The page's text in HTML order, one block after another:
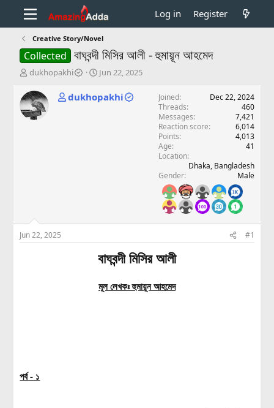
Log in Register
Creative Story/Novel
Collected বাঘবন্দী মিসির আলী - হুমায়ূন আহমেদ
T
r
e
a
dukhopakhi
S
a
r
Jun 22, 2025
dukhopakhi Joined
Dec 22, 2024
Threads
460
Messages
7,421
Reaction score
6,014
Points
4,013
Age
41
Location
Dhaka, Bangladesh
Gender
Male
Jun 22, 2025 #1
বাঘবন্দী মিসির আলী
মূল লেখকঃ হুমায়ূন আহমেদ
পর্ব - ১